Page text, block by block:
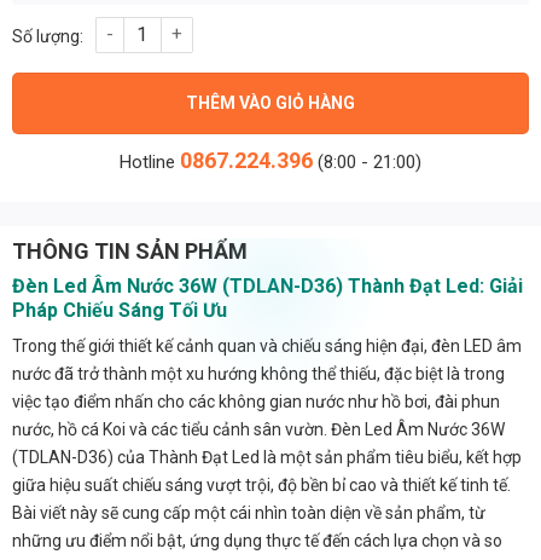
Đèn Led Âm Nước 36W (TDLAN-D36) Thành Đạt Led số lượng
THÊM VÀO GIỎ HÀNG
Hotline 0867.224.396 (8:00 - 21:00)
THÔNG TIN SẢN PHẨM
Đèn Led Âm Nước 36W (TDLAN-D36) Thành Đạt Led: Giải
Pháp Chiếu Sáng Tối Ưu
Trong thế giới thiết kế cảnh quan và chiếu sáng hiện đại, đèn LED âm
nước đã trở thành một xu hướng không thể thiếu, đặc biệt là trong
việc tạo điểm nhấn cho các không gian nước như hồ bơi, đài phun
nước, hồ cá Koi và các tiểu cảnh sân vườn. Đèn Led Âm Nước 36W
(TDLAN-D36) của Thành Đạt Led là một sản phẩm tiêu biểu, kết hợp
giữa hiệu suất chiếu sáng vượt trội, độ bền bỉ cao và thiết kế tinh tế.
Bài viết này sẽ cung cấp một cái nhìn toàn diện về sản phẩm, từ
những ưu điểm nổi bật, ứng dụng thực tế đến cách lựa chọn và so